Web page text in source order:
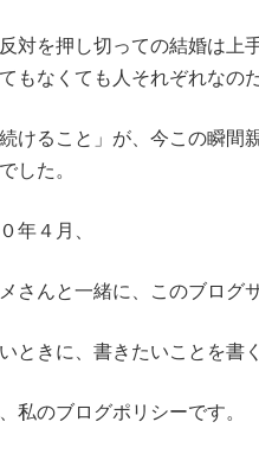
反対を押し切っての結婚は
もなくても人それぞれなの
続けること」が、今この瞬
ちでした。
年４月、
さんと一緒に、このブログ
ときに、書きたいことを書く
私のブログポリシーです。